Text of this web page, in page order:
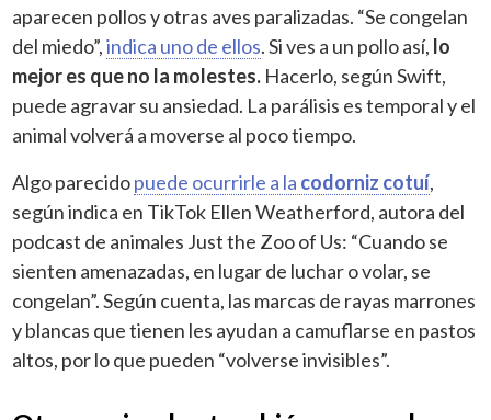
aparecen pollos y otras aves paralizadas. “Se congelan
del miedo”,indica uno de ellos. Si ves a un pollo así, lo
mejor es que no la molestes. Hacerlo, según Swift,
puede agravar su ansiedad. La parálisis es temporal y el
animal volverá a moverse al poco tiempo.
Algo parecidopuede ocurrirle a la codorniz cotuí,
según indica en TikTok Ellen Weatherford, autora del
podcast de animales Just the Zoo of Us: “Cuando se
sienten amenazadas, en lugar de luchar o volar, se
congelan”. Según cuenta, las marcas de rayas marrones
y blancas que tienen les ayudan a camuflarse en pastos
altos, por lo que pueden “volverse invisibles”.